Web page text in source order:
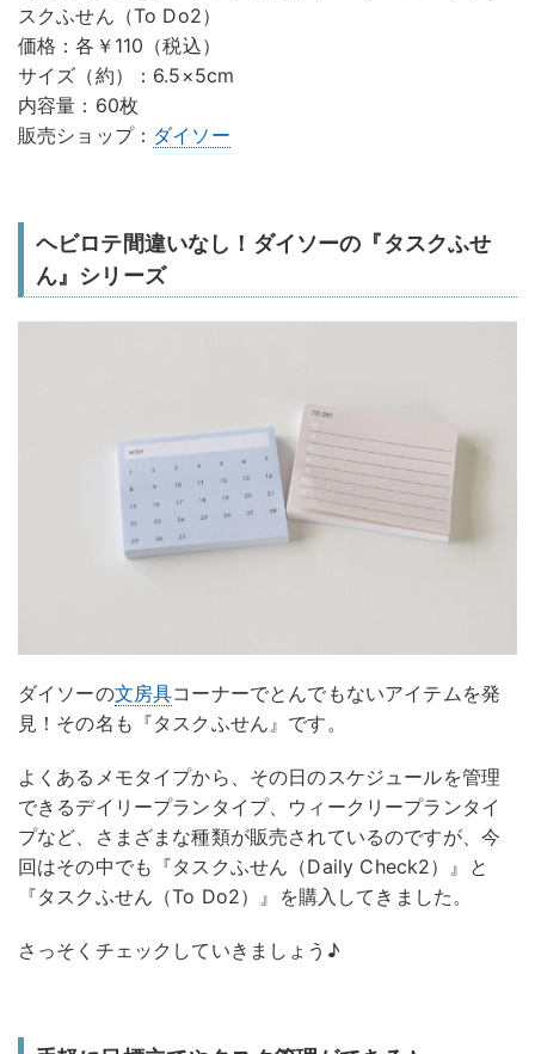
スクふせん（To Do2）
価格：各￥110（税込）
サイズ（約）：6.5×5cm
内容量：60枚
販売ショップ： ダイソー
ヘビロテ間違いなし！ダイソーの『タスクふせ
ん』シリーズ
ダイソーの文房具コーナーでとんでもないアイテムを発
見！その名も『タスクふせん』です。
よくあるメモタイプから、その日のスケジュールを管理
できるデイリープランタイプ、ウィークリープランタイ
プなど、さまざまな種類が販売されているのですが、今
回はその中でも『タスクふせん（Daily Check2）』と
『タスクふせん（To Do2）』を購入してきました。
さっそくチェックしていきましょう♪